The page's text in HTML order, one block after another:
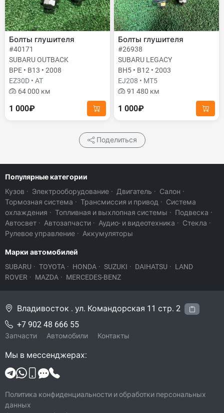
Болты глушителя
#40171
SUBARU OUTBACK
BPE • B13 • 2008
EZ30D • AT
64 000 км
1 000₽
Болты глушителя
#26938
SUBARU LEGACY
BH5 • B12 • 2003
EJ208 • MT5
91 480 км
1 000₽
Поделиться
Популярные категории
Кузов · Электрооборудование · Двигатель · Салон ·
Тормозная система · Трансмиссия и привод · Система
охлаждения · Топливная и выхлопная системы · Подвеска ·
Автосвет · Автозапчасти · Аудио- и видеотехника · Стекла ·
Рулевое управление · Аккумуляторы
Марки автомобилей
SUBARU · TOYOTA · HONDA · SUZUKI · DAIHATSU · LAND
ROVER · MAZDA · MERCEDES-BENZ
Владивосток . ул. Командорская 11 стр. 2
+7 902 48 666 55
Запчасти Автомобили Контакты
Мы в мессенджерах:
Политика конфиденциальности и обработки персональных
данных